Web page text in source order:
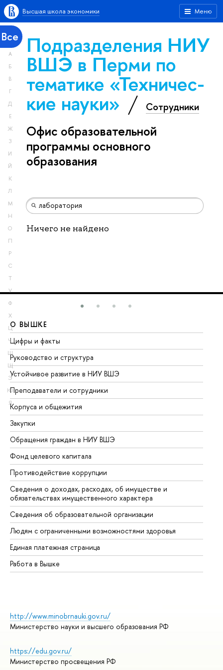
Меню
Высшая школа экономики
Все
А
Б
В
Г
Д
Е
Ж
З
И
Й
К
Л
М
Н
О
П
Р
С
Т
У
Ф
Х
Ц
Ч
Ш
Щ
Э
Ю
Я
Подразделения НИУ
ВШЭ в Перми по
тематике «Тех­ничес­
кие науки» Сотрудники
Офис образовательной
программы основного
образования
Ничего не найдено
О ВЫШКЕ
Цифры и факты
Руководство и структура
Устойчивое развитие в НИУ ВШЭ
Преподаватели и сотрудники
Корпуса и общежития
Закупки
Обращения граждан в НИУ ВШЭ
Фонд целевого капитала
Противодействие коррупции
Сведения о доходах, расходах, об имуществе и
обязательствах имущественного характера
Сведения об образовательной организации
Людям с ограниченными возможностями здоровья
Единая платежная страница
Работа в Вышке
http://www.minobrnauki.gov.ru/
Министерство науки и высшего образования РФ
https://edu.gov.ru/
Министерство просвещения РФ